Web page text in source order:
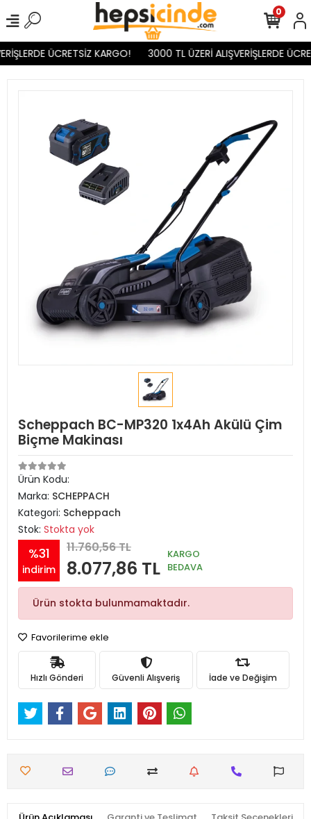
ÜCRETSİZ KARGO! 3000 TL ÜZERİ ALIŞVERİŞLERDE
0
Scheppach BC-MP320 1x4Ah Akülü Çim
Biçme Makinası
Ürün Kodu:
Marka: SCHEPPACH
Kategori: Scheppach
Stok: Stokta yok
%31
indirim
11.760,56 TL
8.077,86 TL
KARGO
BEDAVA
Ürün stokta bulunmamaktadır.
Favorilerime ekle
Hızlı Gönderi Güvenli Alışveriş İade ve Değişim